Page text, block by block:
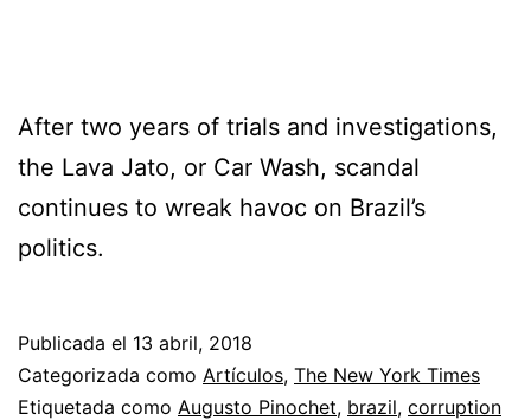
After two years of trials and investigations,
the Lava Jato, or Car Wash, scandal
continues to wreak havoc on Brazil’s
politics.
Publicada el 13 abril, 2018
Categorizada como Artículos, The New York Times
Etiquetada como Augusto Pinochet, brazil, corruption